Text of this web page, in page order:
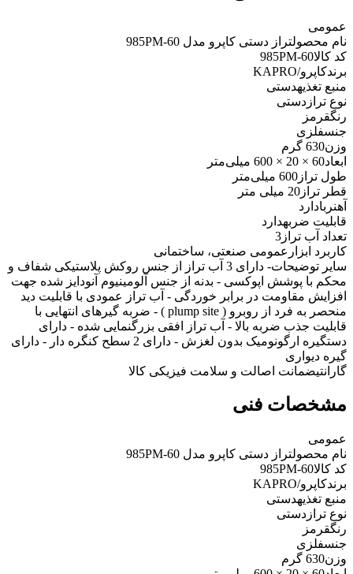
عمومی
نام محصولتراز دستی کاپرو مدل 985PM-60
کد کالا985PM-60
برندکاپرو/KAPRO
منبع تغذیهدستی
نوع تراز دستی
رنگقرمز
جنسفلزی
وزن630 گرم
ابعاد60 × 20 × 600 میلی‌متر
طول تراز 600 میلی‌متر
قطر تراز 20 میلی متر
آهنربادارد
قابلیت ضربهدارد
تعداد آب تراز 3
کاربرد ابزار عمومی صنعتی، ساختمانی
سایر توضیحات
- دارای 3 آب تراز از جنس روکش پلاستیکی شفاف و
محکم با پوشش اپوکسی - بدنه از جنس آلومینیوم آنودایز شده جهت
افزایش مقاومت در برابر خوردگی - آب تراز عمودی با قابلیت دید
منحصر به فرد از روبرو ( plump site ) - ضربه گیرهای انتهایی با
قابلیت جذب ضربه بالا - آب تراز افقی بزرگنمایی شده - دارای
دستگیره ارگونومیک بدون لغزش - دارای 2 سطح کنگره دار - دارای
گیره دیواری
گارانتیضمانت اصالت و سلامت فیزیکی کالا
مشخصات فنی
عمومی
نام محصولتراز دستی کاپرو مدل 985PM-60
کد کالا985PM-60
برندکاپرو/KAPRO
منبع تغذیهدستی
نوع تراز دستی
رنگقرمز
جنسفلزی
وزن630 گرم